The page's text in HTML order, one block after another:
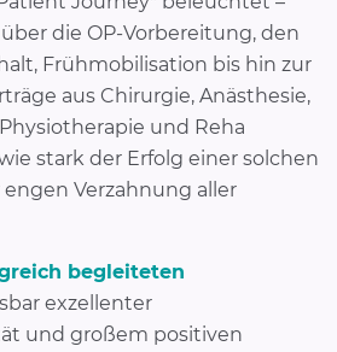
die OP-Vorbereitung, den
Frühmobilisation bis hin zur
aus Chirurgie, Anästhesie,
und Reha
stark der Erfolg einer solchen
Verzahnung aller
begleiteten
exzellenter
und großem positiven